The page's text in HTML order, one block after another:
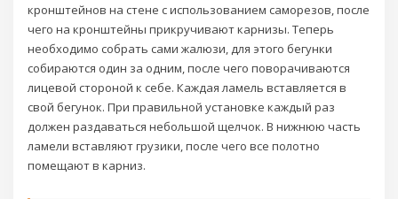
кронштейнов на стене с использованием саморезов, после
чего на кронштейны прикручивают карнизы. Теперь
необходимо собрать сами жалюзи, для этого бегунки
собираются один за одним, после чего поворачиваются
лицевой стороной к себе. Каждая ламель вставляется в
свой бегунок. При правильной установке каждый раз
должен раздаваться небольшой щелчок. В нижнюю часть
ламели вставляют грузики, после чего все полотно
помещают в карниз.